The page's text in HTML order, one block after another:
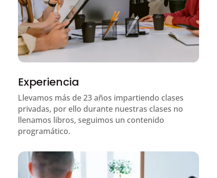
Experiencia
Llevamos más de 23 años impartiendo clases
privadas, por ello durante nuestras clases no
llenamos libros, seguimos un contenido
programático.